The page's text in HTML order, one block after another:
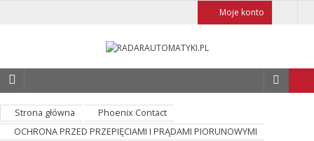
Moje konto
Strona główna
Phoenix Contact
OCHRONA PRZED PRZEPIĘCIAMI I PRĄDAMI PIORUNOWYMI